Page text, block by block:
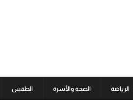
الرياضة الصحة والأسرة الطقس